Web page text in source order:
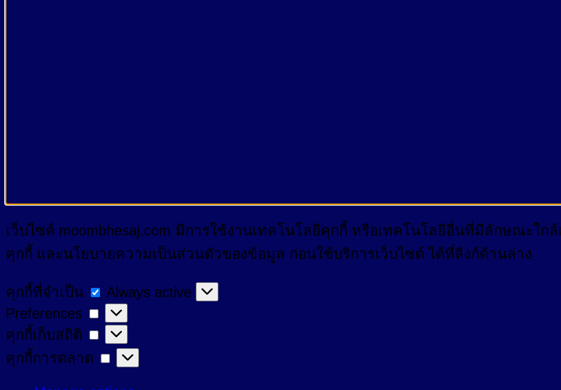
เว็บไซต์ moombhesaj.com มีการใช้งานเทคโนโลยีคุกกี้ หรือเทคโนโลยีอื่นที่มีลักษณะใก
คุกกี้ และนโยบายความเป็นส่วนตัวของข้อมูล ก่อนใช้บริการเว็บไซต์ ได้ที่ลิงก์ด้านล่าง
คุกกี้ที่จำเป็น
คุกกี้
ที่
จำเป็น
Always active
Preferences
Preferences
คุกกี้เก็บสถิติ
คุกกี้
เก็บ
คุกกี้การตลาด
คุกกี้